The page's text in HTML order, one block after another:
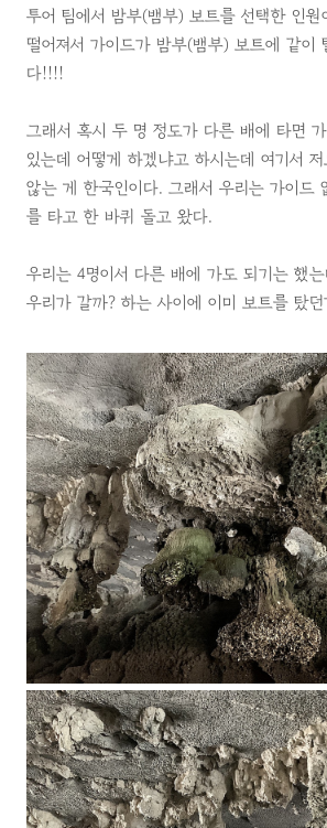
투어 팀에서 밤부(뱀부) 보트를 선택한 인
떨어져서 가이드가 밤부(뱀부) 보트에 같이
다!!!!
그래서 혹시 두 명 정도가 다른 배에 타면
있는데 어떻게 하겠냐고 하시는데 여기서
않는 게 한국인이다. 그래서 우리는 가이드
를 타고 한 바퀴 돌고 왔다.
우리는 4명이서 다른 배에 가도 되기는 했
우리가 갈까? 하는 사이에 이미 보트를 탔던